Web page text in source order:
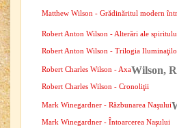
Matthew Wilson - Grădinăritul modern
Robert Anton Wilson - Alterări ale
Robert Anton Wilson - Trilogia
Wilson,
Robert Charles Wilson - Axa
Robert Charles Wilson - Cronoliţii
Mark Winegardner - Răzbunarea Naşului
Mark Winegardner - Întoarcerea Naşului